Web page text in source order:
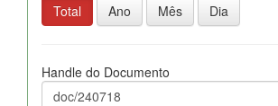
Total
Ano Mês Dia
Handle do Documento